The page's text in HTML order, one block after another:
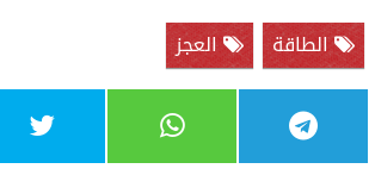
الطاقة
العجز